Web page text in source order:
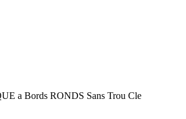
a Bords RONDS Sans Trou Cle